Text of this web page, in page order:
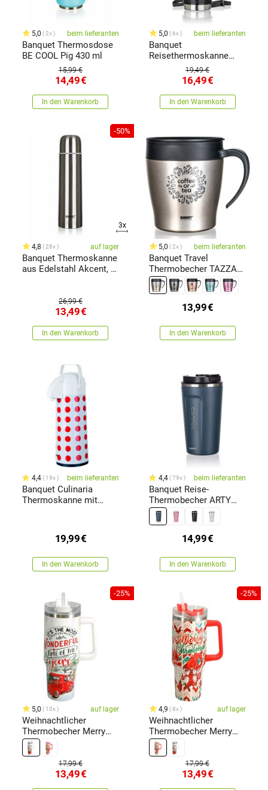
5,0 2x beim lieferanten
Banquet Thermosdose
BE COOL Pig 430 ml
15,99 €
14,49€
In den Warenkorb
5,0 6x beim lieferanten
Banquet
Reisethermoskanne
Accent 1 l, Edelstahl
19,49 €
16,49€
In den Warenkorb
-50%
3x
4,8 28x auf lager
Banquet Thermoskanne
aus Edelstahl Akcent, 1
26,99 €
13,49€
In den Warenkorb
5,0 2x beim lieferanten
Banquet Travel
Thermobecher TAZZA
330 ml, Beige
13,99€
In den Warenkorb
4,4 19x beim lieferanten
Banquet Culinaria
Thermoskanne mit
19,99€
In den Warenkorb
4,4 79x beim lieferanten
Banquet Reise-
Thermobecher ARTY
450 ml, Blau
14,99€
In den Warenkorb
-25%
5,0 10x auf lager
Weihnachtlicher
Thermobecher Merry
Christmas 1,2 l, weiß
17,99 €
13,49€
-25%
4,9 8x auf lager
Weihnachtlicher
Thermobecher Merry
Christmas 1,2 l, rot
17,99 €
13,49€